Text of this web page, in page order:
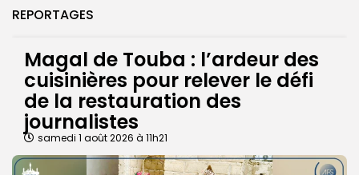
REPORTAGES
Magal de Touba : l’ardeur des
cuisinières pour relever le défi
de la restauration des
journalistes
samedi 1 août 2026 à 11h21